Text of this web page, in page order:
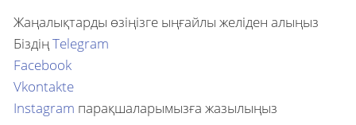
Жаңалықтарды өзіңізге ыңғайлы желіден алыңыз
Біздің Telegram
Facebook
Vkontakte
Instagram парақшаларымызға жазылыңыз